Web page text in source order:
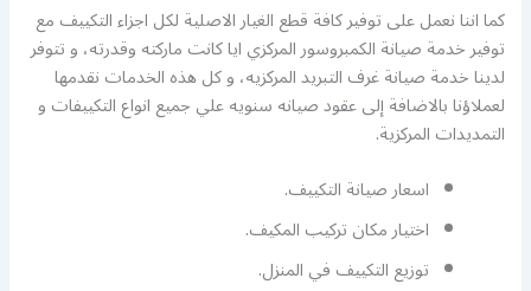
كما اننا نعمل على توفير كافة قطع الغيار الاصلية لكل اجزاء التكييف مع
توفير خدمة صيانة الكمبروسور المركزي ايا كانت ماركته وقدرته، و تتوفر
لدينا خدمة صيانة غرف التبريد المركزيه، و كل هذه الخدمات نقدمها
لعملاؤنا بالاضافة إلى عقود صيانه سنويه علي جميع انواع التكييفات و
التمديدات المركزية.
اسعار صيانة التكييف.
اختيار مكان تركيب المكيف.
توزيع التكييف في المنزل.